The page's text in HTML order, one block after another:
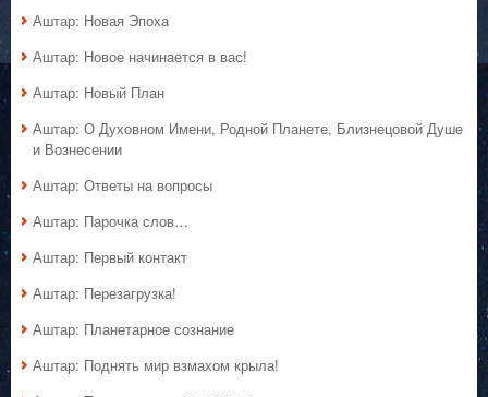
Аштар: Новая Эпоха
Аштар: Новое начинается в вас!
Аштар: Новый План
Аштар: О Духовном Имени, Родной Планете, Близнецовой Душе
и Вознесении
Аштар: Ответы на вопросы
Аштар: Парочка слов…
Аштар: Первый контакт
Аштар: Перезагрузка!
Аштар: Планетарное сознание
Аштар: Поднять мир взмахом крыла!